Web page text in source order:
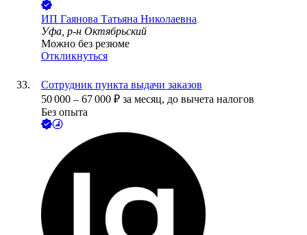
ИП Гаянова Татьяна Николаевна
Уфа, р-н Октябрьский
Можно без резюме
Откликнуться
Сотрудник пункта выдачи заказов
50 000 – 67 000 ₽ за месяц, до вычета налогов
Без опыта